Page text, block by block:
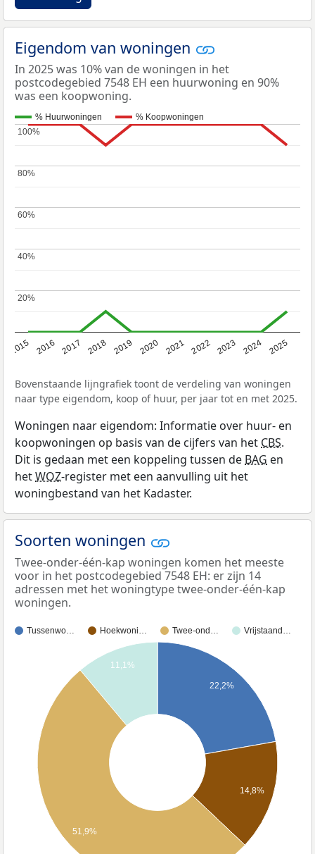
Eigendom van woningen
In 2025 was 10% van de woningen in het
postcodegebied 7548 EH een huurwoning en 90%
was een koopwoning.
% Huurwoningen % Koopwoningen
2015 2016 2017 2018 2019 2020 2021 2022 2023 2024 2025
20%
20%
40%
40%
60%
60%
80%
80%
100%
100%
Bovenstaande lijngrafiek toont de verdeling van woningen
naar type eigendom, koop of huur, per jaar tot en met 2025.
Woningen naar eigendom: Informatie over huur- en
koopwoningen op basis van de cijfers van hetCBS.
Dit is gedaan met een koppeling tussen deBAG en
hetWOZ-register met een aanvulling uit het
woningbestand van het Kadaster.
Soorten woningen
Twee-onder-één-kap woningen komen het meeste
voor in het postcodegebied 7548 EH: er zijn 14
adressen met het woningtype twee-onder-één-kap
woningen.
Tussenwo… Hoekwoni… Twee-ond… Vrijstaand…
22,2%
14,8%
11,1%
51,9%